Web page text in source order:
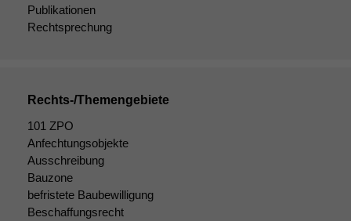
Publikationen
Rechtsprechung
Rechts-/Themengebiete
101 ZPO
Anfechtungsobjekte
Ausschreibung
Bauzone
befristete Baubewilligung
Beschaffungsrecht